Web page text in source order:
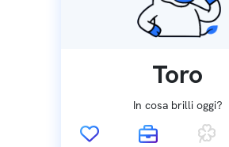
Toro
In cosa brilli oggi?